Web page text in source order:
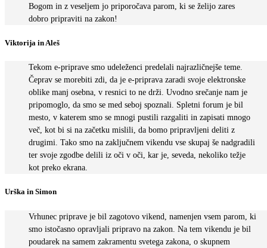
Bogom in z veseljem jo priporočava parom, ki se želijo zares
dobro pripraviti na zakon!
Viktorija in Aleš
Tekom e-priprave smo udeleženci predelali najrazličnejše teme.
Čeprav se morebiti zdi, da je e-priprava zaradi svoje elektronske
oblike manj osebna, v resnici to ne drži. Uvodno srečanje nam je
pripomoglo, da smo se med seboj spoznali. Spletni forum je bil
mesto, v katerem smo se mnogi pustili razgaliti in zapisati mnogo
več, kot bi si na začetku mislili, da bomo pripravljeni deliti z
drugimi. Tako smo na zaključnem vikendu vse skupaj še nadgradili
ter svoje zgodbe delili iz oči v oči, kar je, seveda, nekoliko težje
kot preko ekrana.
Urška in Simon
Vrhunec priprave je bil zagotovo vikend, namenjen vsem parom, ki
smo istočasno opravljali pripravo na zakon. Na tem vikendu je bil
poudarek na samem zakramentu svetega zakona, o skupnem